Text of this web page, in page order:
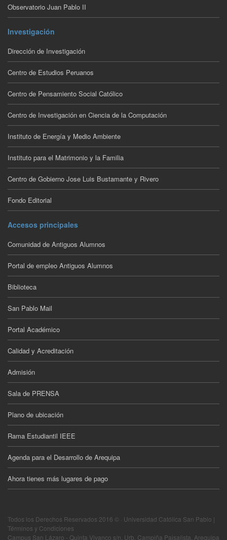
Observatorio Juan Pablo II
Investigación
Dirección de Investigación
Centro de Estudios Peruanos
Centro de Pensamiento Social Católico
Centro de Investigación en Ciencia de la Computación
Instituto de Energía y Medio Ambiente
Instituto para el Matrimonio y la Familia
Centro de Gobierno Jose Luis Bustamante y Rivero
Fondo Editorial
Accesos principales
Comunidad de Antiguos Alumnos
Portal de empleo Antiguos Alumnos
Biblioteca
San Pablo Mail
Portal Académico
Calidad y Acreditación
Admisión
Sala de PRENSA
Plano de ubicación
Rama Estudiantil IEEE
Agenda para el Desarrollo de Arequipa
Ahora tienes más lugares de pago
Todos los Derechos Reservados 2016 © · Universidad Católica San Pablo |
Términos y Condiciones
Campus San Lázaro - Quinta Vivanco s/n, Urb. Campiña Paisajista, Arequipa